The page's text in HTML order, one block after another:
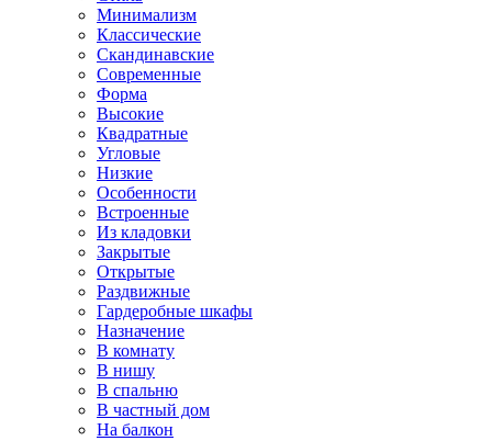
Минимализм
Классические
Скандинавские
Современные
Форма
Высокие
Квадратные
Угловые
Низкие
Особенности
Встроенные
Из кладовки
Закрытые
Открытые
Раздвижные
Гардеробные шкафы
Назначение
В комнату
В нишу
В спальню
В частный дом
На балкон